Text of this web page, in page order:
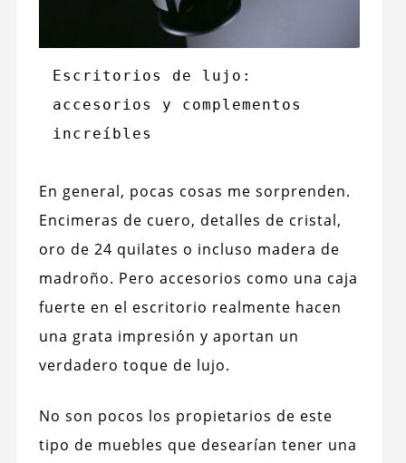
Escritorios de lujo:
accesorios y complementos
increíbles
En general, pocas cosas me sorprenden.
Encimeras de cuero, detalles de cristal,
oro de 24 quilates o incluso madera de
madroño. Pero accesorios como una caja
fuerte en el escritorio realmente hacen
una grata impresión y aportan un
verdadero toque de lujo.
No son pocos los propietarios de este
tipo de muebles que desearían tener una